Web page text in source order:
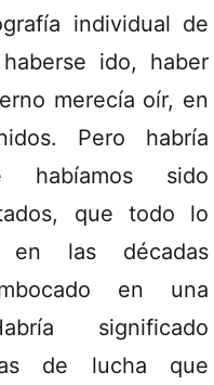
individual de
ido, haber
merecía oír, en
Pero habría
habíamos sido
que todo lo
en las décadas
en una
significado
de lucha que